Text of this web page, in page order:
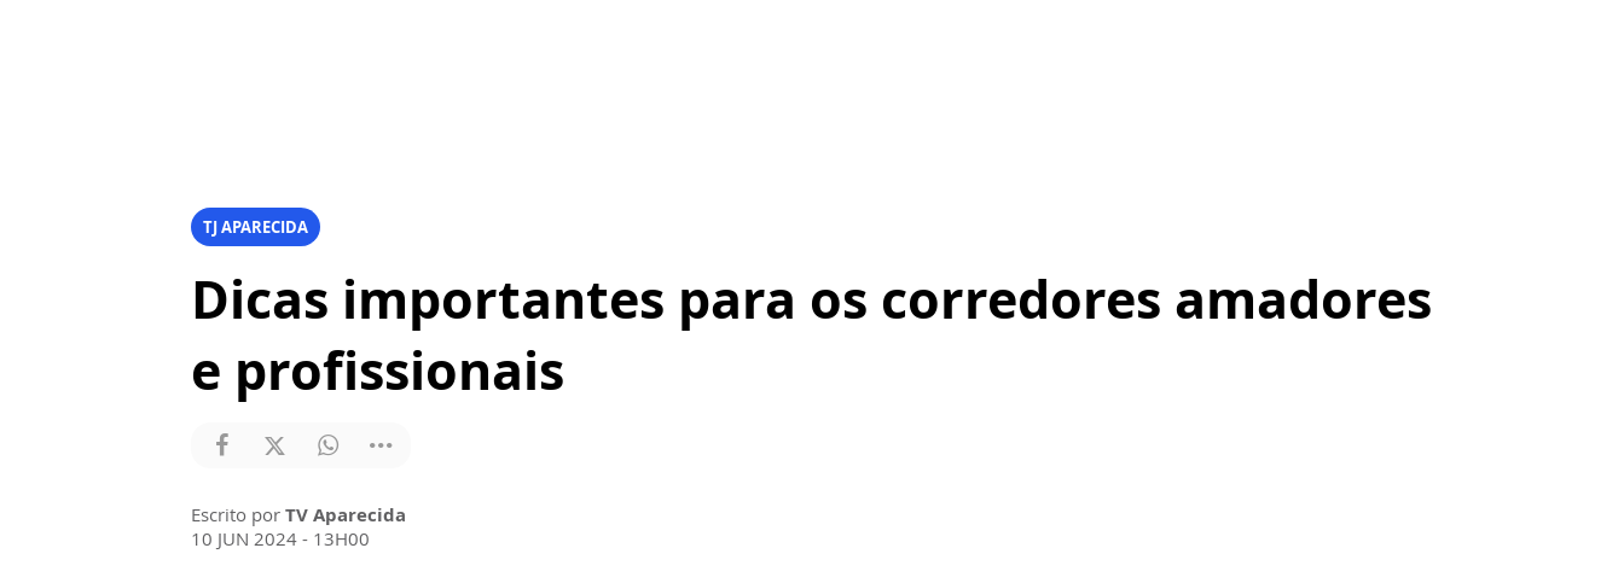
TJ APARECIDA
Dicas importantes para os corredores amadores
e profissionais
Escrito por TV Aparecida
10 JUN 2024 - 13H00